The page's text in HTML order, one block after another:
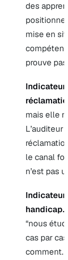
des
mise en
prouve
Indicateur
mais elle
L’auditeur
le canal
n’est pas
handicap.
“nous
cas par
comment.